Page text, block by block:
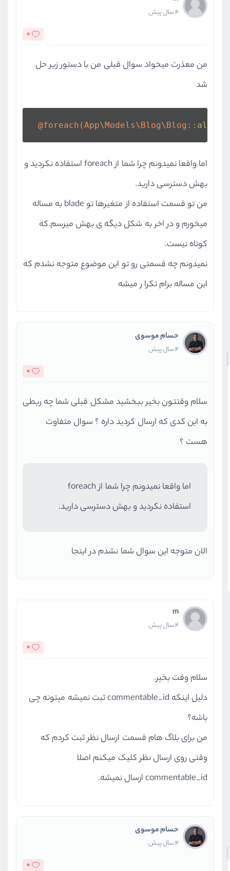
4 سال پیش
0
من معذرت میخواد سوال قبلی من با دستور زیر حل
شد
@foreach(App\Models\Blog\Blog:: all
اما واقعا نمیدونم چرا شما از foreach استفاده نکردید و
بهش دسترسی دارید.
من تو قسمت استفاده از متغیرها تو blade به مساله
میخورم و در اخر به شکل دیگه ی بهش میرسم.که
کوتاه نیست.
نمیدونم چه قسمتی رو تو این موضوع متوجه نشدم که
این مساله برام تکرا ر میشه
حسام موسوی
4 سال پیش
0
سلام وقتتون بخیر ببخشید مشکل قبلی شما چه ربطی
به این کدی که ارسال کردید داره ؟ سوال متفاوت
هست ؟
اما واقعا نمیدونم چرا شما از foreach
استفاده نکردید و بهش دسترسی دارید.
الان متوجه این سوال شما نشدم در اینجا
m
4 سال پیش
0
سلام وقت بخیر.
دلیل اینکه commentable_id ثبت نمیشه میتونه چی
باشه؟
من برای بلاگ هام قسمت ارسال نظر ثبت کردم که
وقتی روی ارسال نظر کلیک میکنم اصلا
commentable_id ارسال نمیشه.
حسام موسوی
4 سال پیش
0